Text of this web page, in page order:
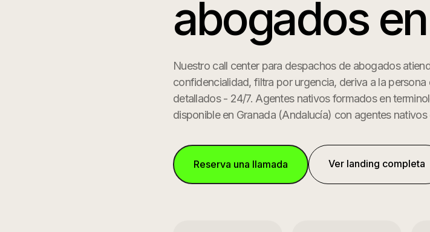
abogadosen
Nuestro call center para despachos de abogados
confidencialidad, filtra por urgencia, deriva a la
detallados - 24/7. Agentes nativos formados en
disponible en Granada(Andalucía) con agentes nativos
Reserva una llamada Ver landing completa